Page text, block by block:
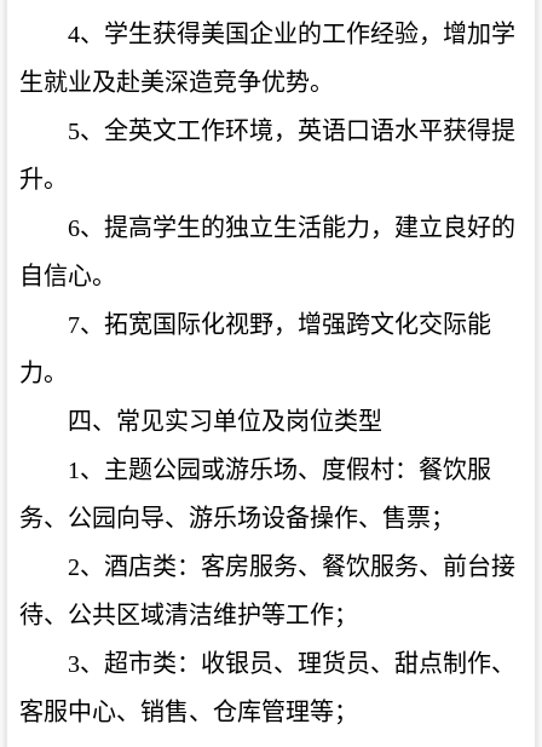
4、学生获得美国企业的工作经验，增加学
生就业及赴美深造竞争优势。
5、全英文工作环境，英语口语水平获得提
升。
6、提高学生的独立生活能力，建立良好的
自信心。
7、拓宽国际化视野，增强跨文化交际能
力。
四、常见实习单位及岗位类型
1、主题公园或游乐场、度假村：餐饮服
务、公园向导、游乐场设备操作、售票；
2、酒店类：客房服务、餐饮服务、前台接
待、公共区域清洁维护等工作；
3、超市类：收银员、理货员、甜点制作、
客服中心、销售、仓库管理等；